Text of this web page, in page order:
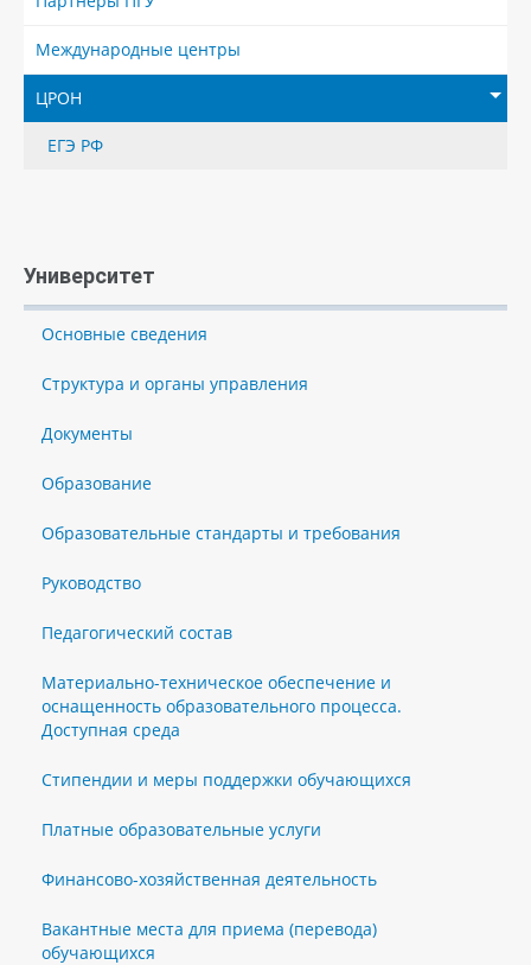
Международные центры
ЦРОН
ЕГЭ РФ
Университет
Основные сведения
Структура и органы управления
Документы
Образование
Образовательные стандарты и требования
Руководство
Педагогический состав
Материально-техническое обеспечение и
оснащенность образовательного процесса.
Доступная среда
Стипендии и меры поддержки обучающихся
Платные образовательные услуги
Финансово-хозяйственная деятельность
Вакантные места для приема (перевода)
обучающихся